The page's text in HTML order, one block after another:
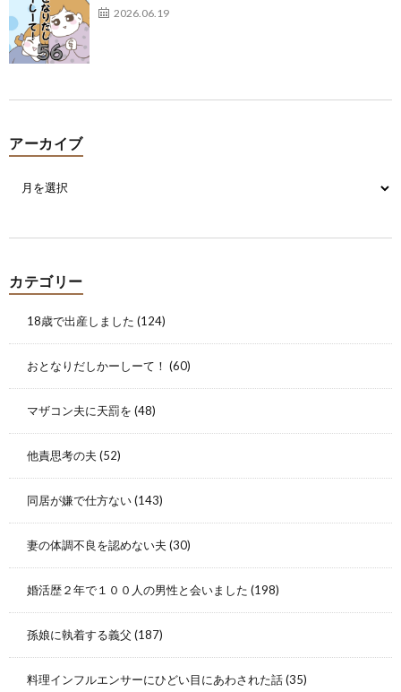
2026.06.19
アーカイブ
カテゴリー
18歳で出産しました (124)
おとなりだしかーしーて！ (60)
マザコン夫に天罰を (48)
他責思考の夫 (52)
同居が嫌で仕方ない(143)
妻の体調不良を認めない夫 (30)
婚活歴２年で１００人の男性と会いました (198)
孫娘に執着する義父 (187)
料理インフルエンサーにひどい目にあわされた話(35)